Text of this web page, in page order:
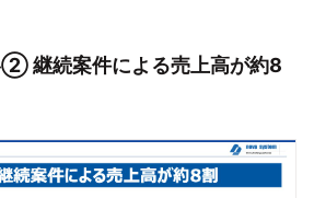
継続案件による売上高が約8